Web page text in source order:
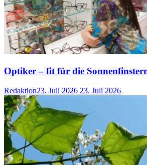
Optiker – fit für die
Redaktion23. Juli 2026 23. Juli 2026